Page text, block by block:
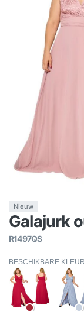
Nieuw
Galajurk
R1497QS
BESCHIKBARE